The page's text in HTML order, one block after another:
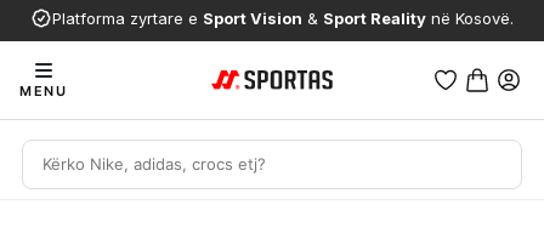
Platforma zyrtare e Sport Vision & Sport Reality në Kosovë.
MENU